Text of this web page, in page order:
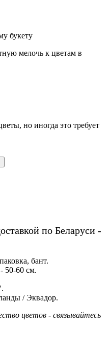
букету
мелочь к цветам в
но иногда это требует
по Беларуси -
бант.
50-60 см.
/ Эквадор.
цветов - связывайтесь